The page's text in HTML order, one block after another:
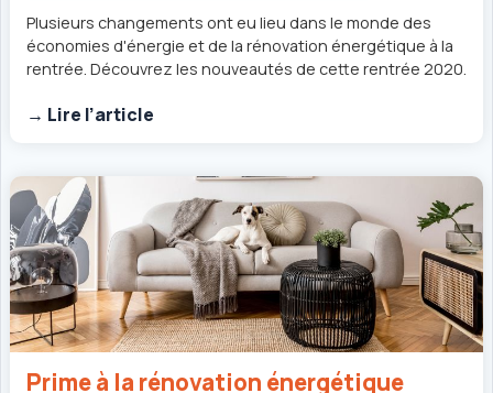
Plusieurs changements ont eu lieu dans le monde des
économies d'énergie et de la rénovation énergétique à la
rentrée. Découvrez les nouveautés de cette rentrée 2020.
→ Lire l’article
Prime à la rénovation énergétique